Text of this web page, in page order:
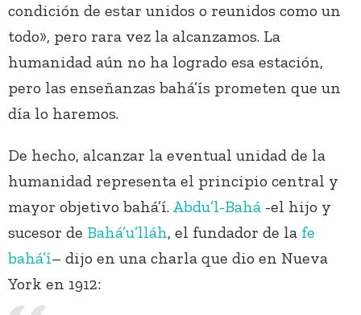
condición de estar unidos o reunidos como un
todo», pero rara vez la alcanzamos. La
humanidad aún no ha logrado esa estación,
pero las enseñanzas bahá’ís prometen que un
día lo haremos.
De hecho, alcanzar la eventual unidad de la
humanidad representa el principio central y
mayor objetivo bahá’í. Abdu’l-Bahá -el hijo y
sucesor de Bahá’u’lláh, el fundador de la fe
bahá’í– dijo en una charla que dio en Nueva
York en 1912: